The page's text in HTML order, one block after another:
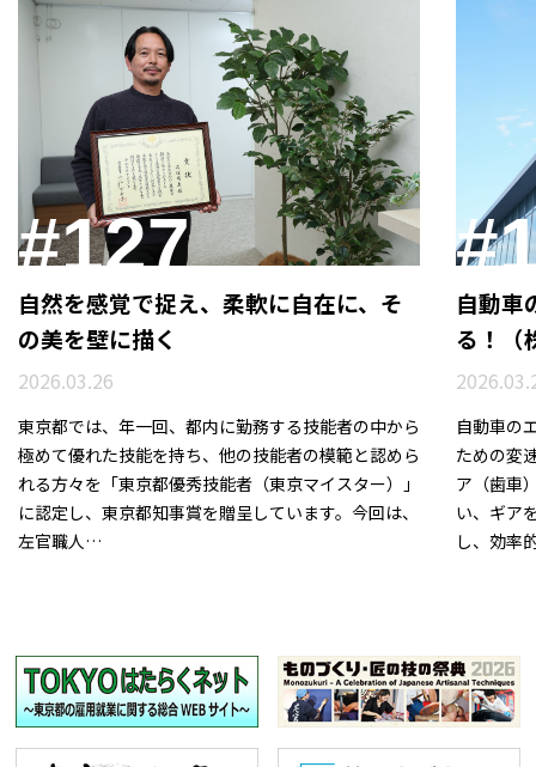
#127
自然を感覚で捉え、柔軟に自在に、そ
の美を壁に描く
2026.03.26
東京都では、年一回、都内に勤務する技能者の中から
極めて優れた技能を持ち、他の技能者の模範と認めら
れる方々を「東京都優秀技能者（東京マイスター）」
に認定し、東京都知事賞を贈呈しています。今回は、
左官職人…
自動車
る！（
自動車の
ための変
ア（歯車
い、ギア
し、効率